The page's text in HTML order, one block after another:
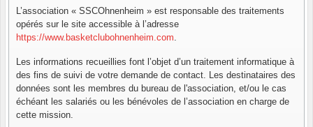
L’association « SSCOhnenheim » est responsable des traitements
opérés sur le site accessible à l’adresse
https://www.basketclubohnenheim.com
Les informations recueillies font l’objet d’un traitement informatique à
des fins de suivi de votre demande de contact. Les destinataires des
données sont les membres du bureau de l'association, et/ou le cas
échéant les salariés ou les bénévoles de l’association en charge de
cette mission.